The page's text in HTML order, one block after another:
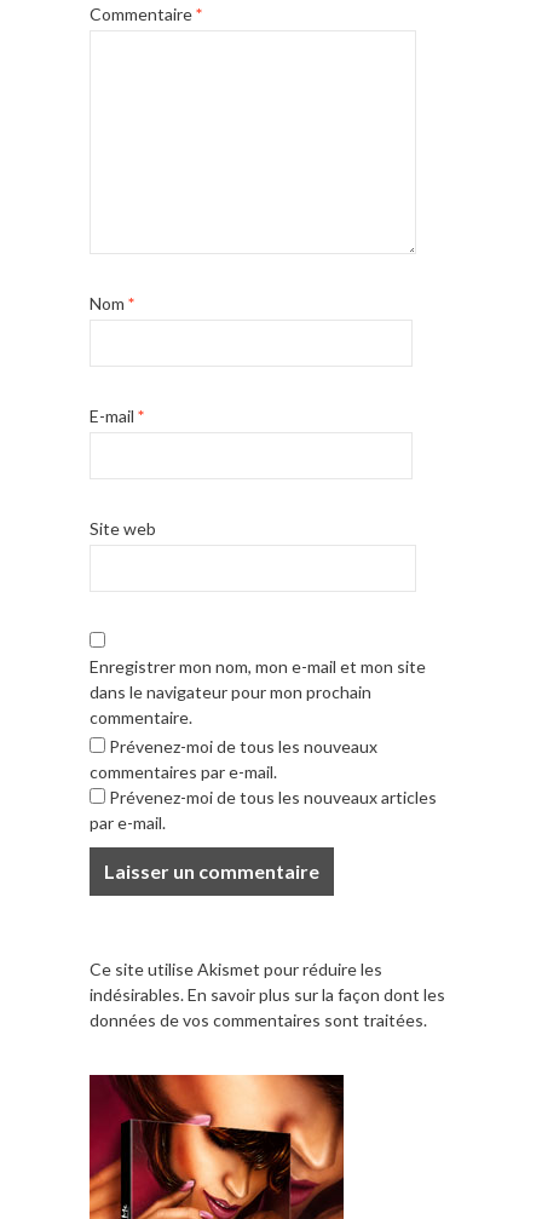
Commentaire*
Nom *
E-mail *
Site web
Enregistrer mon nom, mon e-mail et mon site
dans le navigateur pour mon prochain
commentaire.
Prévenez-moi de tous les nouveaux
commentaires par e-mail.
Prévenez-moi de tous les nouveaux articles
par e-mail.
Ce site utilise Akismet pour réduire les
indésirables.En savoir plus sur la façon dont les
données de vos commentaires sont traitées.